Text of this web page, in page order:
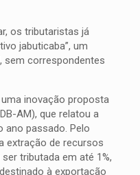
os tributaristas já
jabuticaba”, um
sem correspondentes
inovação proposta
AM), que relatou a
ano passado. Pelo
extração de recursos
tributada em até 1%,
à exportação